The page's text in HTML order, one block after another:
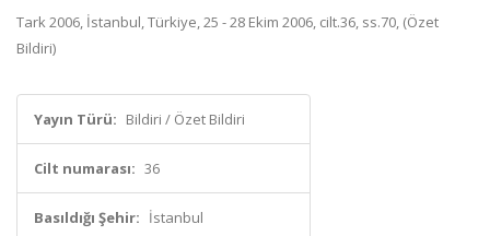
Tark 2006, İstanbul, Türkiye, 25 - 28 Ekim 2006, cilt.36, ss.70, (Özet
Bildiri)
Yayın Türü: Bildiri / Özet Bildiri
Cilt numarası: 36
Basıldığı Şehir: İstanbul